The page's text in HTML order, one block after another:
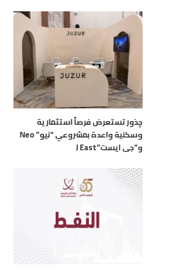
چذور تستعرض فرصاً استثمارية
وسكنية واعدة بمشروعي “نيو” Neo
و”جى ايست”J East